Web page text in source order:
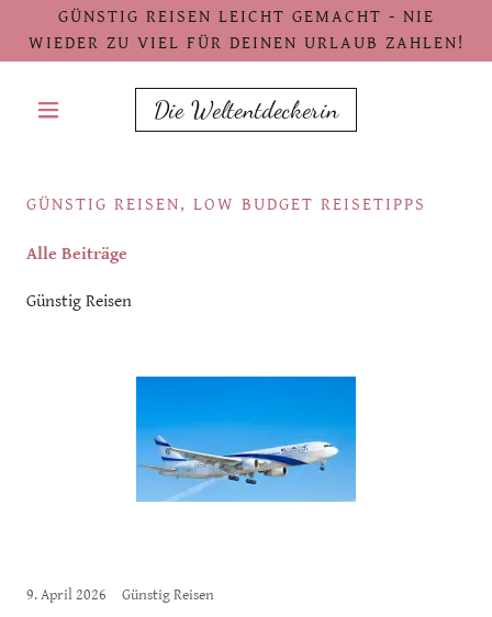
GÜNSTIG REISEN LEICHT GEMACHT - NIE
WIEDER ZU VIEL FÜR DEINEN URLAUB ZAHLEN!
Die Weltentdeckerin
GÜNSTIG REISEN, LOW BUDGET REISETIPPS
Alle Beiträge
Günstig Reisen
9. April 2026 Günstig Reisen